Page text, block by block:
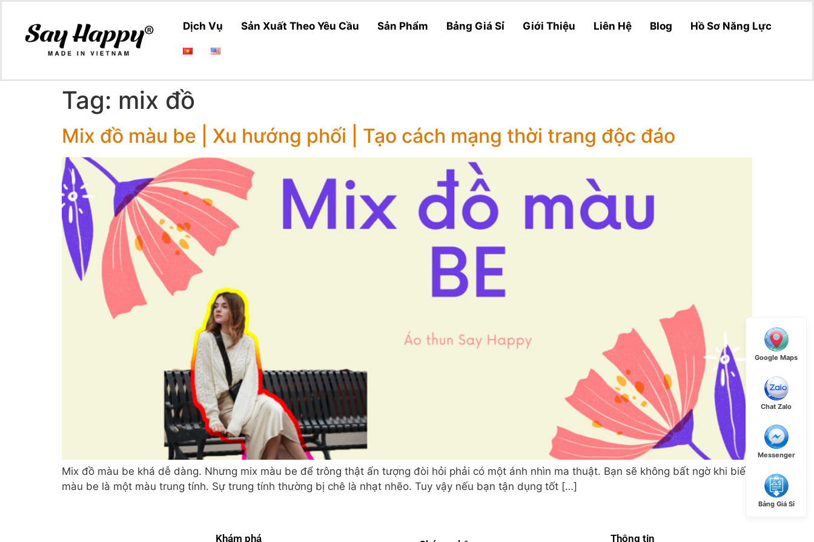
Google Maps
Chat Zalo
Messenger
Bảng Giá Sỉ
Dịch Vụ Sản Xuất Theo Yêu Cầu Sản Phẩm Bảng Giá Sỉ Giới Thiệu Liên Hệ Blog Hồ Sơ Năng Lực
Tag: mix đồ
Mix đồ màu be | Xu hướng phối | Tạo cách mạng thời trang độc đáo
Mix đồ màu be khá dễ dàng. Nhưng mix màu be để trông thật ấn tượng đòi hỏi phải có một ánh nhìn ma thuật. Bạn sẽ không bất ngờ khi biết
màu be là một màu trung tính. Sự trung tính thường bị chê là nhạt nhẽo. Tuy vậy nếu bạn tận dụng tốt […]
Khám phá Thông tin